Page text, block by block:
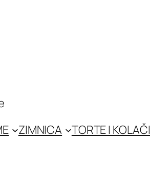
ZIMNICA
TORTE I KOLAČI